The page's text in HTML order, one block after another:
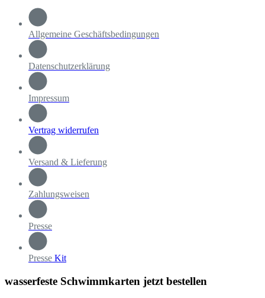
Allgemeine Geschäftsbedingungen
Datenschutzerklärung
Impressum
Vertrag widerrufen
Versand & Lieferung
Zahlungsweisen
Presse
Presse Kit
wasserfeste Schwimmkarten jetzt bestellen